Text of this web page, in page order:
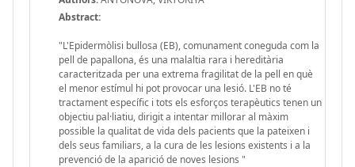
Abstract:
"L'Epidermòlisi bullosa (EB), comunament coneguda com la
pell de papallona, ​​és una malaltia rara i hereditària
caracteritzada per una extrema fragilitat de la pell en què
el menor estímul hi pot provocar una lesió. L'EB no té
tractament específic i tots els esforços terapèutics tenen un
objectiu pal·liatiu, dirigit a intentar millorar al màxim
possible la qualitat de vida dels pacients que la pateixen i
dels seus familiars, a la cura de les lesions existents i a la
prevenció de la aparició de noves lesions "